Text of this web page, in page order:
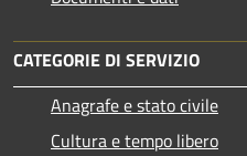
CATEGORIE DI SERVIZIO
Anagrafe e stato civile
Cultura e tempo libero